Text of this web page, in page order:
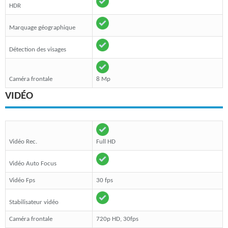
HDR
Marquage géographique
Détection des visages
Caméra frontale 8 Mp
VIDÉO
Vidéo Rec. Full HD
Vidéo Auto Focus
Vidéo Fps 30 fps
Stabilisateur vidéo
Caméra frontale 720p HD, 30fps